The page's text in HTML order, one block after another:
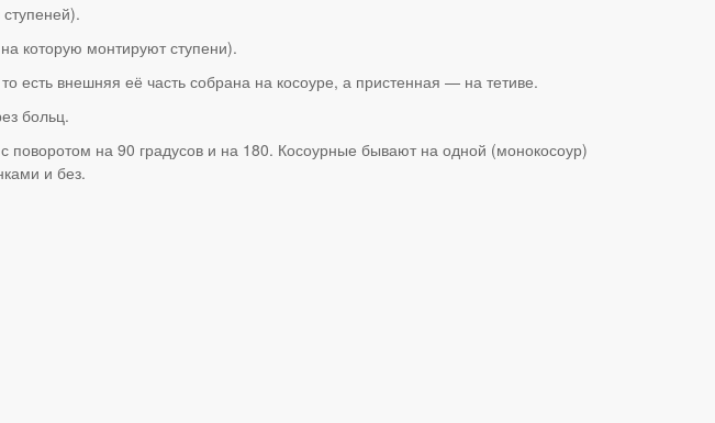
которую монтируют ступени).
есть внешняя её часть собрана на косоуре, а пристенная — на тетиве.
больц.
на 90 градусов и на 180. Косоурные бывают на одной (монокосоур)
и без.